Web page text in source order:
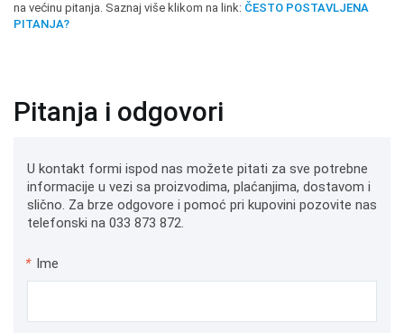
na većinu pitanja. Saznaj više klikom na link: ČESTO POSTAVLJENA
PITANJA?
Pitanja i odgovori
U kontakt formi ispod nas možete pitati za sve potrebne
informacije u vezi sa proizvodima, plaćanjima, dostavom i
slično. Za brze odgovore i pomoć pri kupovini pozovite nas
telefonski na 033 873 872.
* Ime